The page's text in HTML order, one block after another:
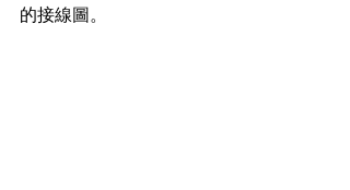
的接線圖。